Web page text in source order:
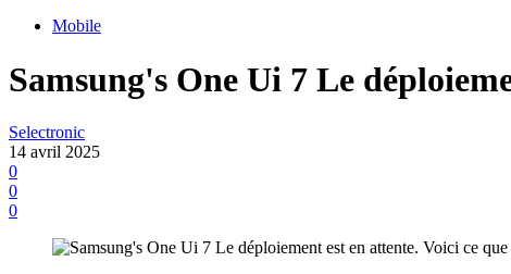
Mobile
Samsung's One Ui 7 Le
Selectronic
14 avril 2025
0
0
0